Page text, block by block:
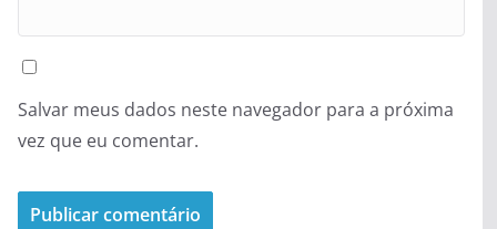
Salvar meus dados neste navegador para a próxima
vez que eu comentar.